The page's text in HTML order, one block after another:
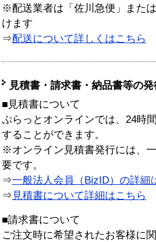
※配送業者は「佐川急便」また
けます
⇒配送について詳しくはこちら
見積書・請求書・納品書等の
■見積書について
ぷらっとオンラインでは、24時
することができます。
※オンライン見積書発行には、
要です。
⇒一般法人会員（BizID）の詳細
⇒ 見積書について詳細はこちら
■請求書について
ご注文時に希望されたお客様に